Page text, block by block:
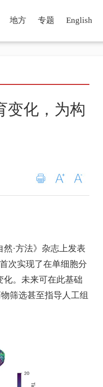
地方 专题 English
变化，为构
·方法》杂志上发表
次实现了在单细胞分
化。未来可在此基础
筛选甚至指导人工组